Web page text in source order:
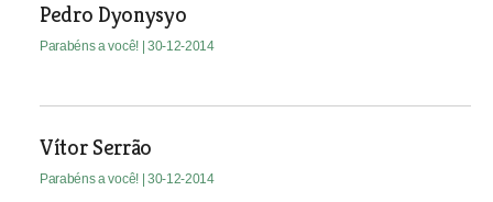
Pedro Dyonysyo
Parabéns a você! | 30-12-2014
Vítor Serrão
Parabéns a você! | 30-12-2014